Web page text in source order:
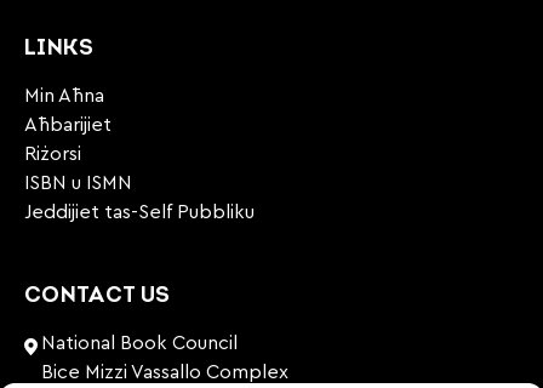
LINKS
Min Aħna
Aħbarijiet
Riżorsi
ISBN u ISMN
Jeddijiet tas-Self Pubbliku
CONTACT US
National Book Council
Bice Mizzi Vassallo Complex